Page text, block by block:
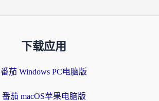
下载应用
番茄 Windows PC电脑版
番茄 macOS苹果电脑版